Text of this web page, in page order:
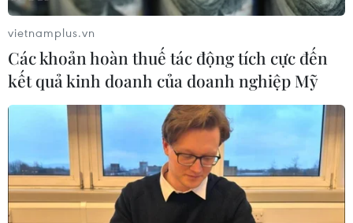
vietnamplus.vn
Các khoản hoàn thuế tác động tích cực đến
kết quả kinh doanh của doanh nghiệp Mỹ